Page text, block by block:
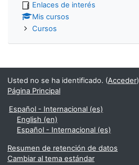
Enlaces de interés
Mis cursos
Cursos
Usted no se ha identificado. (Acceder)
Página Principal
Español - Internacional ‎(es)‎
English ‎(en)‎
Español - Internacional ‎(es)‎
Resumen de retención de datos
Cambiar al tema estándar